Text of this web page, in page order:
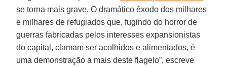
se torna mais grave. O dramático êxodo dos milhares
e milhares de refugiados que, fugindo do horror de
guerras fabricadas pelos interesses expansionistas
do capital, clamam ser acolhidos e alimentados, é
uma demonstração a mais deste flagelo”, escreve